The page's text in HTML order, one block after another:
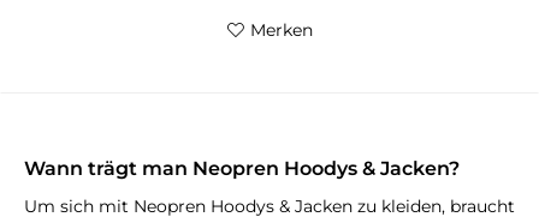
Merken
Wann trägt man Neopren Hoodys & Jacken?
Um sich mit Neopren Hoodys & Jacken zu kleiden, braucht